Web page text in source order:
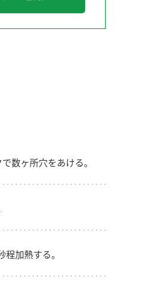
数ヶ所穴をあける。
加熱する。